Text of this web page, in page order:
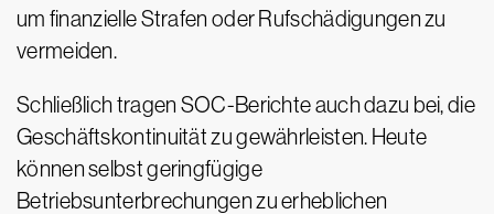
um finanzielle Strafen oder Rufschädigungen zu
vermeiden.
Schließlich tragen SOC-Berichte auch dazu bei, die
Geschäftskontinuität zu gewährleisten. Heute
können selbst geringfügige
Betriebsunterbrechungen zu erheblichen